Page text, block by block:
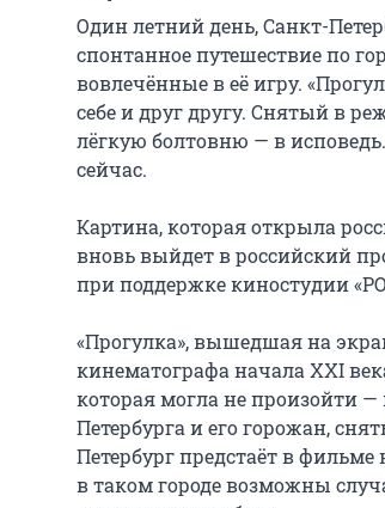
Один летний день, Санкт-
спонтанное путешествие по
вовлечённые в её игру.
себе и друг другу. Снятый в
лёгкую болтовню — в
сейчас.
Картина, которая открыла
вновь выйдет в российский
при поддержке киностудии
«Прогулка», вышедшая на
кинематографа начала XXI
которая могла не произойти —
Петербурга и его горожан,
Петербург предстаёт в
в таком городе возможны